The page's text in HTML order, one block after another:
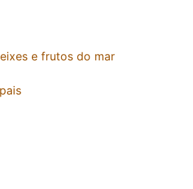
e frutos do mar